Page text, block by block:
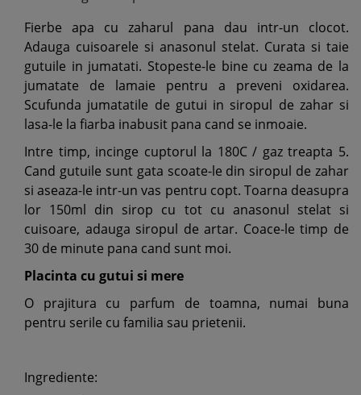
Fierbe apa cu zaharul pana dau intr-un clocot.
Adauga cuisoarele si anasonul stelat. Curata si taie
gutuile in jumatati. Stopeste-le bine cu zeama de la
jumatate de lamaie pentru a preveni oxidarea.
Scufunda jumatatile de gutui in siropul de zahar si
lasa-le la fiarba inabusit pana cand se inmoaie.
Intre timp, incinge cuptorul la 180C / gaz treapta 5.
Cand gutuile sunt gata scoate-le din siropul de zahar
si aseaza-le intr-un vas pentru copt. Toarna deasupra
lor 150ml din sirop cu tot cu anasonul stelat si
cuisoare, adauga siropul de artar. Coace-le timp de
30 de minute pana cand sunt moi.
Placinta cu gutui si mere
O prajitura cu parfum de toamna, numai buna
pentru serile cu familia sau prietenii.
Ingrediente: